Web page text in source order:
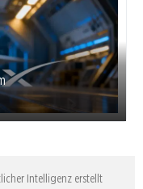
Intelligenz erstellt